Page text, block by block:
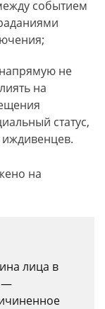
событием
не
на
статус,
на
лица в
—